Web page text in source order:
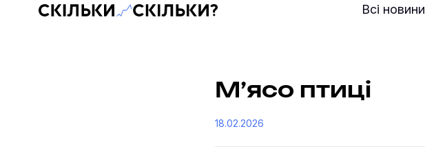
Скільки-скільки? — Медіа про суспільні дані Всі новини
М’ясо птиці
18.02.2026